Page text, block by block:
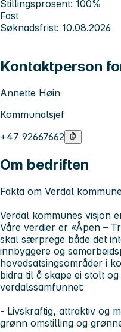
Stillingsprosent: 100%
Fast
Søknadsfrist: 10.08.2026
Kontaktperson
Annette Høin
Kommunalsjef
+47 92667662
Om bedriften
Fakta om Verdal
Verdal kommunes visjon
Våre verdier er «Åpen –
skal særprege både det
innbyggere og
hovedsatsingsområder i
bidra til å skape ei stolt
verdalssamfunnet:
- Livskraftig, attraktiv og
grønn omstilling og